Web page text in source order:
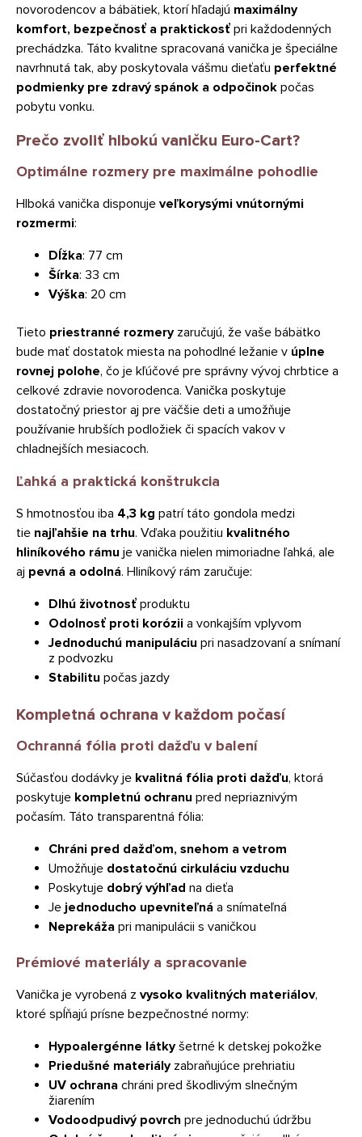
novorodencov a bábätiek, ktorí hľadajú maximálny
komfort, bezpečnosť a praktickosť pri každodenných
prechádzka. Táto kvalitne spracovaná vanička je špeciálne
navrhnutá tak, aby poskytovala vášmu dieťaťu perfektné
podmienky pre zdravý spánok a odpočinok počas
pobytu vonku.
Prečo zvoliť hlbokú vaničku Euro-Cart?
Optimálne rozmery pre maximálne pohodlie
Hlboká vanička disponuje veľkorysými vnútornými
rozmermi:
Dĺžka: 77 cm
Šírka: 33 cm
Výška: 20 cm
Tieto priestranné rozmery zaručujú, že vaše bábätko
bude mať dostatok miesta na pohodlné ležanie v úplne
rovnej polohe, čo je kľúčové pre správny vývoj chrbtice a
celkové zdravie novorodenca. Vanička poskytuje
dostatočný priestor aj pre väčšie deti a umožňuje
používanie hrubších podložiek či spacích vakov v
chladnejších mesiacoch.
Ľahká a praktická konštrukcia
S hmotnosťou iba 4,3 kg patrí táto gondola medzi
tie najľahšie na trhu. Vďaka použitiu kvalitného
hliníkového rámu je vanička nielen mimoriadne ľahká, ale
aj pevná a odolná. Hliníkový rám zaručuje:
Dlhú životnosť produktu
Odolnosť proti korózii a vonkajším vplyvom
Jednoduchú manipuláciu pri nasadzovaní a snímaní
z podvozku
Stabilitu počas jazdy
Kompletná ochrana v každom počasí
Ochranná fólia proti dažďu v balení
Súčasťou dodávky je kvalitná fólia proti dažďu, ktorá
poskytuje kompletnú ochranu pred nepriaznivým
počasím. Táto transparentná fólia:
Chráni pred dažďom, snehom a vetrom
Umožňuje dostatočnú cirkuláciu vzduchu
Poskytuje dobrý výhľad na dieťa
Je jednoducho upevniteľná a snímateľná
Neprekáža pri manipulácii s vaničkou
Prémiové materiály a spracovanie
Vanička je vyrobená z vysoko kvalitných materiálov,
ktoré spĺňajú prísne bezpečnostné normy:
Hypoalergénne látky šetrné k detskej pokožke
Priedušné materiály zabraňujúce prehriatiu
UV ochrana chráni pred škodlivým slnečným
žiarením
Vodoodpudivý povrch pre jednoduchú údržbu